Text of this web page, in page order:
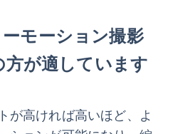
モーション撮影
が適しています
が高ければ高いほど、よ